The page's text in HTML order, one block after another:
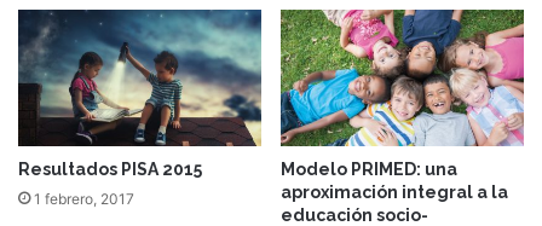
Resultados PISA 2015
1 febrero, 2017
Modelo PRIMED: una
aproximación integral a la
educación socio-